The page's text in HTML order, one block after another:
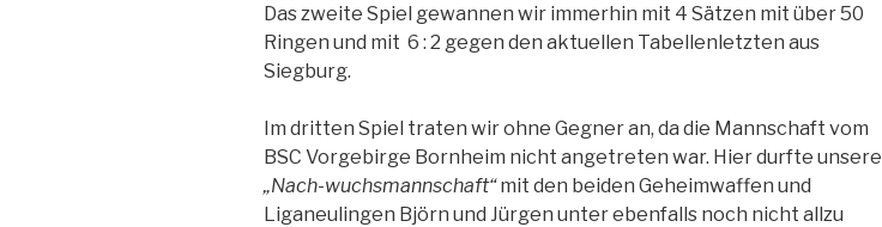
Das zweite Spiel gewannen wir immerhin mit 4 Sätzen mit über 50
Ringen und mit 6 : 2 gegen den aktuellen Tabellenletzten aus
Siegburg.
Im dritten Spiel traten wir ohne Gegner an, da die Mannschaft vom
BSC Vorgebirge Bornheim nicht angetreten war. Hier durfte unsere
„Nach-wuchsmannschaft“mit den beiden Geheimwaffen und
Liganeulingen Björn und Jürgen unter ebenfalls noch nicht allzu